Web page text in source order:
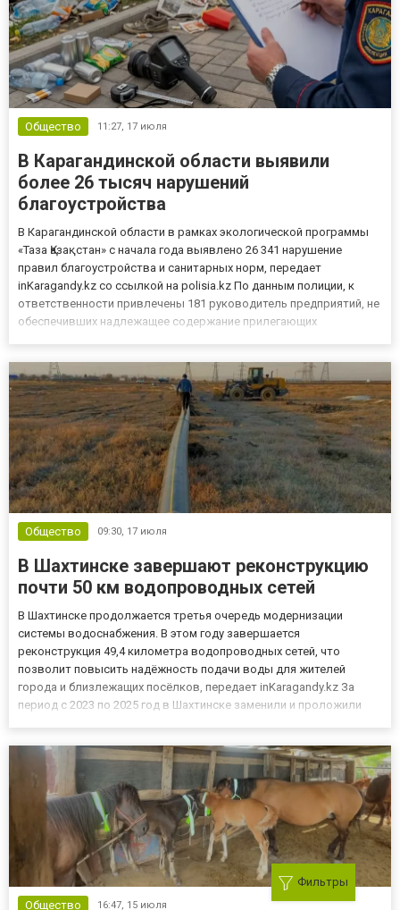
Фильтры
Общество 11:27, 17 июля
В Карагандинской области выявили
более 26 тысяч нарушений
благоустройства
В Карагандинской области в рамках экологической программы
«Таза Қазақстан» с начала года выявлено 26 341 нарушение
правил благоустройства и санитарных норм, передает
inKaragandy.kz со ссылкой на polisia.kz По данным полиции, к
ответственности привлечены 181 руководитель предприятий, не
обеспечивших надлежащее содержание прилегающих
159 физи...
Общество 09:30, 17 июля
В Шахтинске завершают реконструкцию
почти 50 км водопроводных сетей
В Шахтинске продолжается третья очередь модернизации
системы водоснабжения. В этом году завершается
реконструкция 49,4 километра водопроводных сетей, что
позволит повысить надёжность подачи воды для жителей
города и близлежащих посёлков, передает inKaragandy.kz За
период с 2023 по 2025 год в Шахтинске заменили и проложили
78% в 2022 году до плани...
Общество 16:47, 15 июля